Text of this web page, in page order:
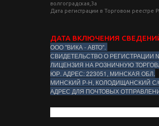
волгоградская,3а
Дата регистрации в Торговом реестре
ДАТА ВКЛЮЧЕНИЯ
ООО "ВИКА - АВТО".
СВИДЕТЕЛЬСТВО О РЕГИСТРАЦИИ
ЛИЦЕНЗИЯ НА РОЗНИЧНУЮ
ЮР. АДРЕС: 223051, МИНСКАЯ ОБЛ.
МИНСКИЙ Р-Н, КОЛОДИЩАНСКИЙ
АДРЕС ДЛЯ ПОЧТОВЫХ